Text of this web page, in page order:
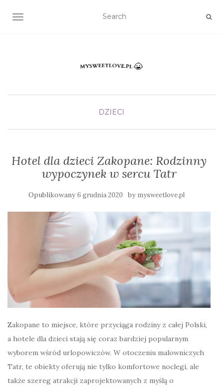
TOGGLE NAVIGATION
DZIECI
Hotel dla dzieci Zakopane: Rodzinny
wypoczynek w sercu Tatr
Opublikowany6 grudnia 2020 by mysweetlove.pl
Zakopane to miejsce, które przyciąga rodziny z całej Polski,
a hotele dla dzieci stają się coraz bardziej popularnym
wyborem wśród urlopowiczów. W otoczeniu malowniczych
Tatr, te obiekty oferują nie tylko komfortowe noclegi, ale
także szereg atrakcji zaprojektowanych z myślą o